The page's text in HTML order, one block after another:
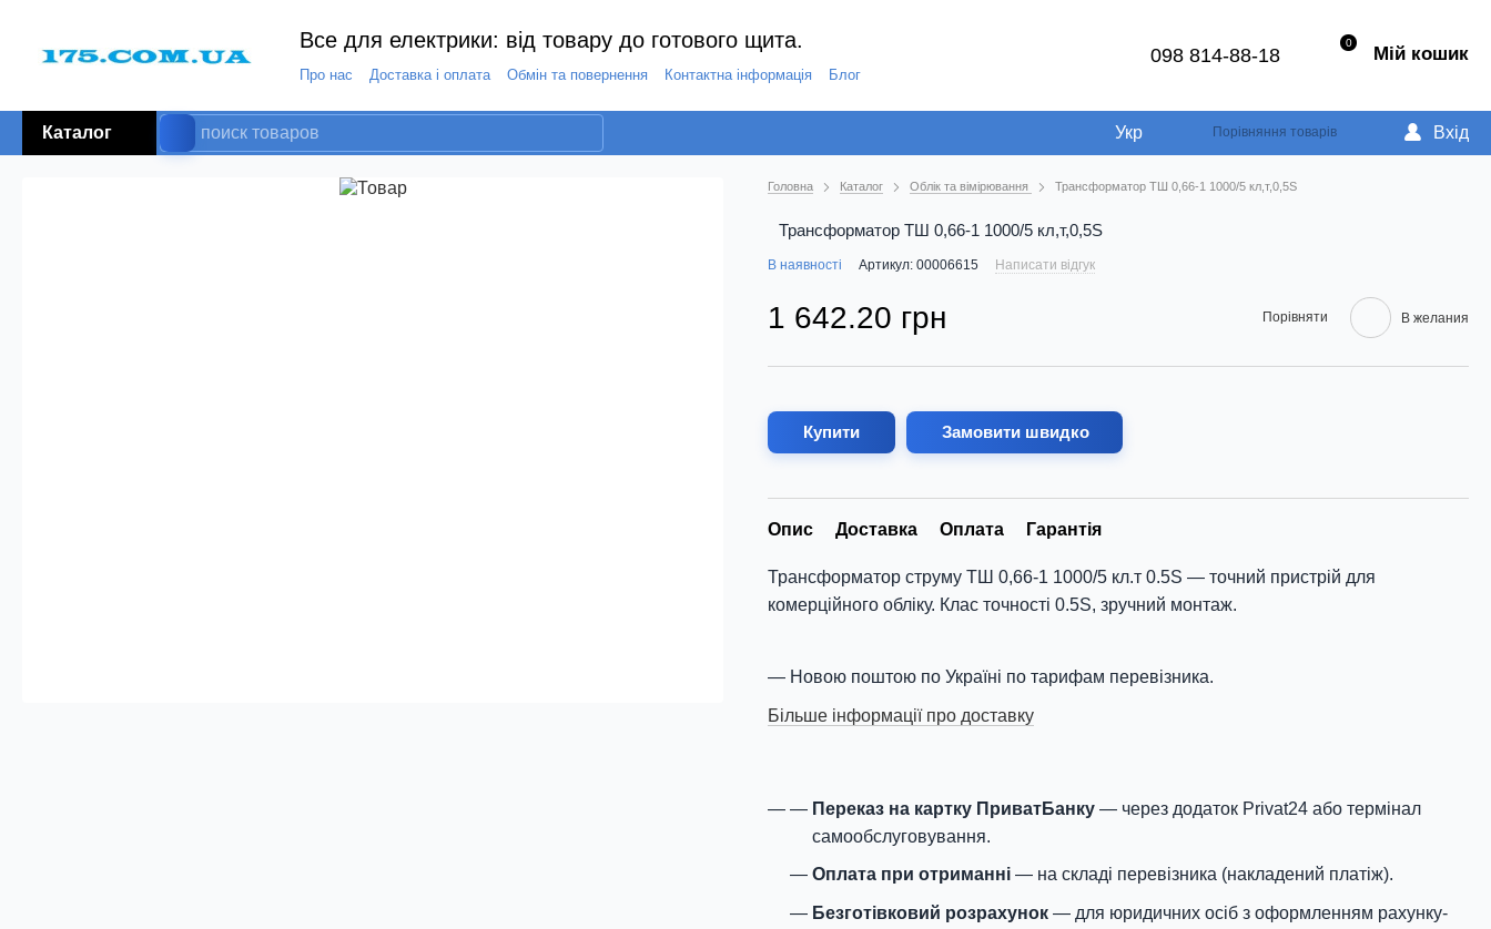
Все для електрики: від товару до готового щита.
Про нас Доставка і оплата Обмін та повернення Контактна інформація Блог
098 814-88-18
0 Мій кошик
Каталог Укр Порівняння товарів Вхід
Головна Каталог Облік та вімірювання Трансформатор ТШ 0,66-1 1000/5 кл,т,0,5S
Трансформатор ТШ 0,66-1 1000/5 кл,т,0,5S
В наявності Артикул: 00006615 Написати відгук
1 642.20 грн Порівняти В желания
Купити Замовити швидко
Опис Доставка Оплата Гарантія
Трансформатор струму ТШ 0,66-1 1000/5 кл.т 0.5S — точний пристрій для
комерційного обліку. Клас точності 0.5S, зручний монтаж.
Новою поштою по Україні по тарифам перевізника.
Більше інформації про доставку
Переказ на картку ПриватБанку — через додаток Privat24 або термінал
самообслуговування.
Оплата при отриманні — на складі перевізника (накладений платіж).
Безготівковий розрахунок — для юридичних осіб з оформленням рахунку-